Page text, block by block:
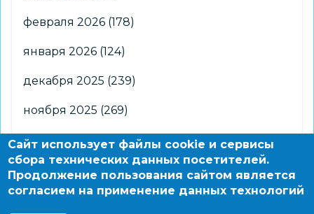
февраля 2026 (178)
января 2026 (124)
декабря 2025 (239)
ноября 2025 (269)
октября 2025(266)
сентября 2025 (176)
августа 2025 (2)
Сайт использует файлы cookie и сервисы
сбора технических данных посетителей.
Продолжение пользования сайтом является
согласием на применение данных технологий